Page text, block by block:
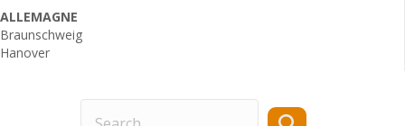
ALLEMAGNE
Braunschweig
Hanover